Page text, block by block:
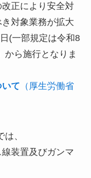
正により安全対
対象業務が拡大
(一部規定は令和8
から施行となりま
て （厚生労働省
、
装置及びガンマ